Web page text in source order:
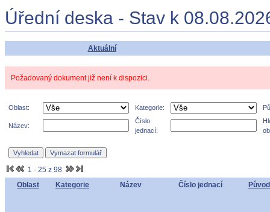
Úřední deska - Stav k
Aktuální
Požadovaný dokument již není k dispozici.
Oblast: Kategorie:
Název:
Číslo
jednací:
1 - 25 z 98
Oblast
Kategorie Název Číslo jednací